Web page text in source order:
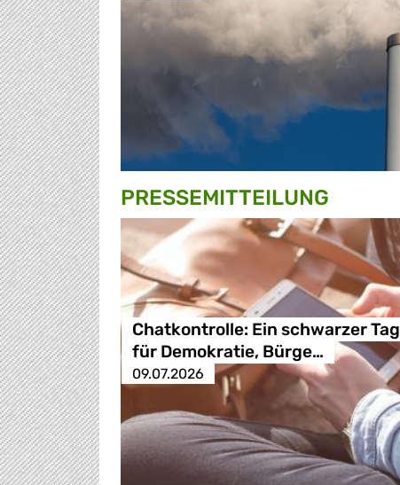
PRESSE­MITTEILUNG
Chatkontrolle: Ein schwarzer Tag
für Demokratie, Bürge…
09.07.2026